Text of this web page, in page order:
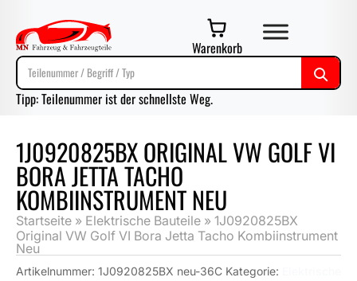
Warenkorb
Tipp: Teilenummer ist der schnellste Weg.
1J0920825BX ORIGINAL VW GOLF VI
BORA JETTA TACHO
KOMBIINSTRUMENT NEU
Startseite » Elektrische Bauteile » 1J0920825BX
Original VW Golf VI Bora Jetta Tacho Kombiinstrument
Neu
Artikelnummer: 1J0920825BX neu-36C Kategorie: